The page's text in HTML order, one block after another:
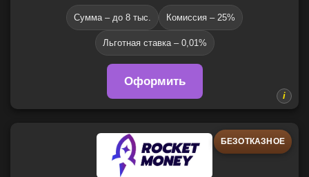
Сумма – до 8 тыс. Комиссия – 25%
Льготная ставка – 0,01%
Оформить
БЕЗОТКАЗНОЕ